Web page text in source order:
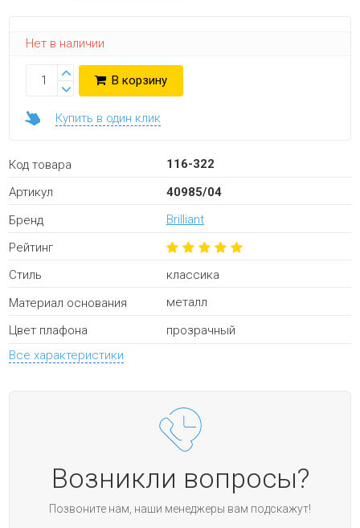
Нет в наличии
В корзину
Купить в один клик
Код товара
116-322
Артикул
40985/04
Бренд
Brilliant
Рейтинг
Стиль
классика
Материал основания
металл
Цвет плафона
прозрачный
Все характеристики
Возникли вопросы?
Позвоните нам, наши менеджеры вам подскажут!